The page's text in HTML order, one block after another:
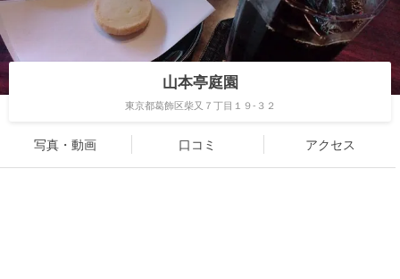
山本亭庭園
東京都葛飾区柴又７丁目１９-３２
写真・動画 口コミ アクセス